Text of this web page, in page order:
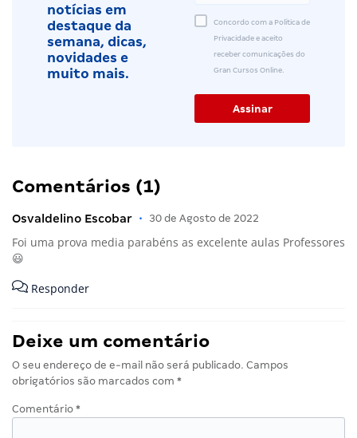
notícias em
destaque da
semana, dicas,
novidades e
muito mais.
Concordo com a Política de
Privacidade e aceito
receber comunicações do
Gran Cursos Online.
Comentários (1)
Osvaldelino Escobar • 30 de Agosto de 2022
Foi uma prova media parabéns as excelente aulas Professores
😃
Responder
Deixe um comentário
O seu endereço de e-mail não será publicado. Campos
obrigatórios são marcados com *
Comentário *